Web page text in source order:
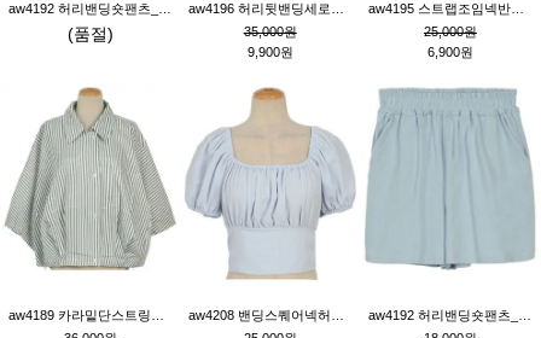
(품절)
35,000원
9,900원
25,000원
6,900원